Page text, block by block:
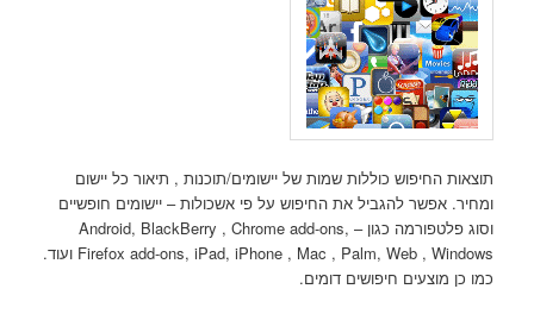
תוצאות החיפוש כוללות שמות של יישומים/תוכנות , תיאור כל יישום
ומחיר. אפשר להגביל את החיפוש על פי אשכולות – יישומים חופשיים
וסוג פלטפורמה כגון – Android, BlackBerry , Chrome add-ons,
Firefox add-ons, iPad, iPhone , Mac , Palm, Web , Windows ועוד.
כמו כן מוצעים חיפושים דומים.